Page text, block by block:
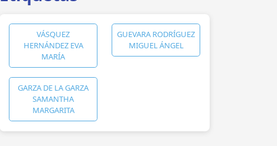
VÁSQUEZ
HERNÁNDEZ EVA
MARÍA
GUEVARA RODRÍGUEZ
MIGUEL ÁNGEL
GARZA DE LA GARZA
SAMANTHA
MARGARITA